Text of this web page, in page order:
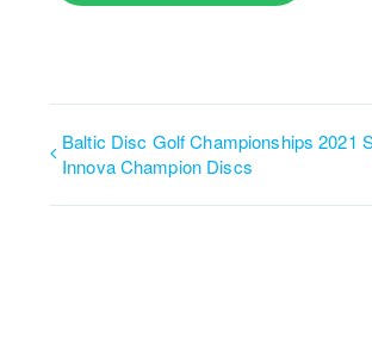
Baltic Disc Golf Championships 2021
Innova Champion Discs